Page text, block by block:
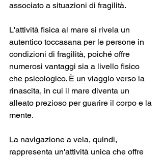
associato a situazioni di fragilità.
L'attività fisica al mare si rivela un
autentico toccasana per le persone in
condizioni di fragilità, poiché offre
numerosi vantaggi sia a livello fisico
che psicologico. È un viaggio verso la
rinascita, in cui il mare diventa un
alleato prezioso per guarire il corpo e la
mente.
La navigazione a vela, quindi,
rappresenta un'attività unica che offre